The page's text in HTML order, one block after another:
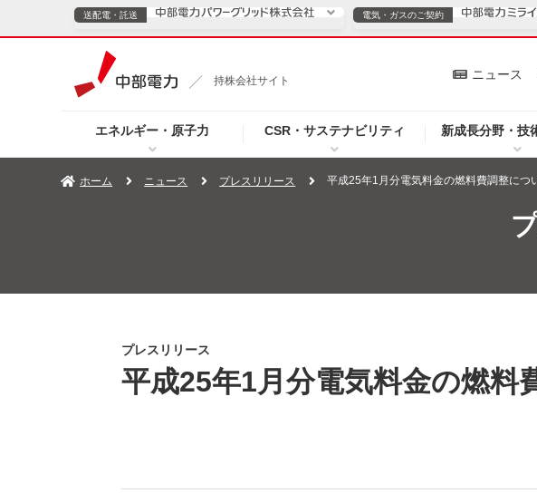
持株会社サイト
エネルギー・原子力 CSR・サステナビリティ 新成長分野・技
ニュース
送配電・託送
TOPページへ ご案内
電気・ガスのご契約
電気・ガスのご契約
TOPページへ 個人のお客さま
ホーム ニュース プレスリリース 平成25年1月分電気料金の燃料費調整につ
プレスリリース
平成25年1月分電気料金の燃料